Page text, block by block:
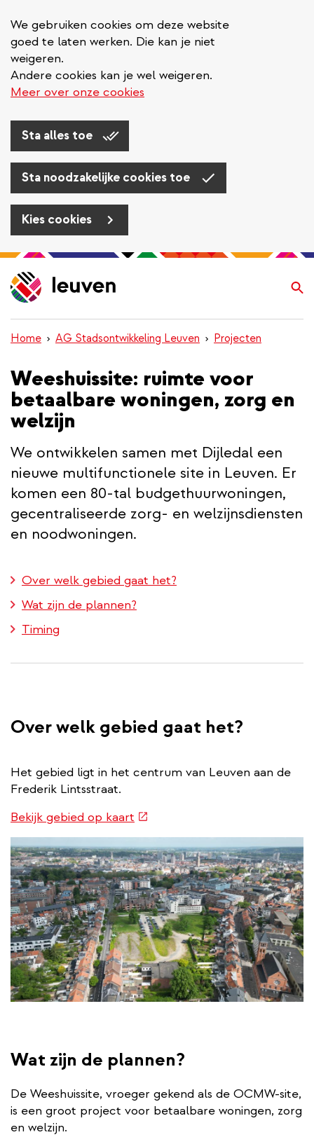
We gebruiken cookies om deze website
goed te laten werken. Die kan je niet
weigeren.
Andere cookies kan je wel weigeren.
Meer over onze cookies
Sta alles toe
Sta noodzakelijke cookies toe
Kies cookies
Overslaan
en
naar
inhoud
gaan
Home AG Stadsontwikkeling Leuven Projecten
Weeshuissite: ruimte voor
betaalbare woningen, zorg en
welzijn
We ontwikkelen samen met Dijledal een
nieuwe multifunctionele site in Leuven. Er
komen een 80-tal budgethuurwoningen,
gecentraliseerde zorg- en welzijnsdiensten
en noodwoningen.
Over welk gebied gaat het?
Wat zijn de plannen?
Timing
Over welk gebied gaat het?
Het gebied ligt in het centrum van Leuven aan de
Frederik Lintsstraat.
Bekijk gebied op kaart (externe
link)
Wat zijn de plannen?
De Weeshuissite, vroeger gekend als de OCMW-site,
is een groot project voor betaalbare woningen, zorg
en welzijn.